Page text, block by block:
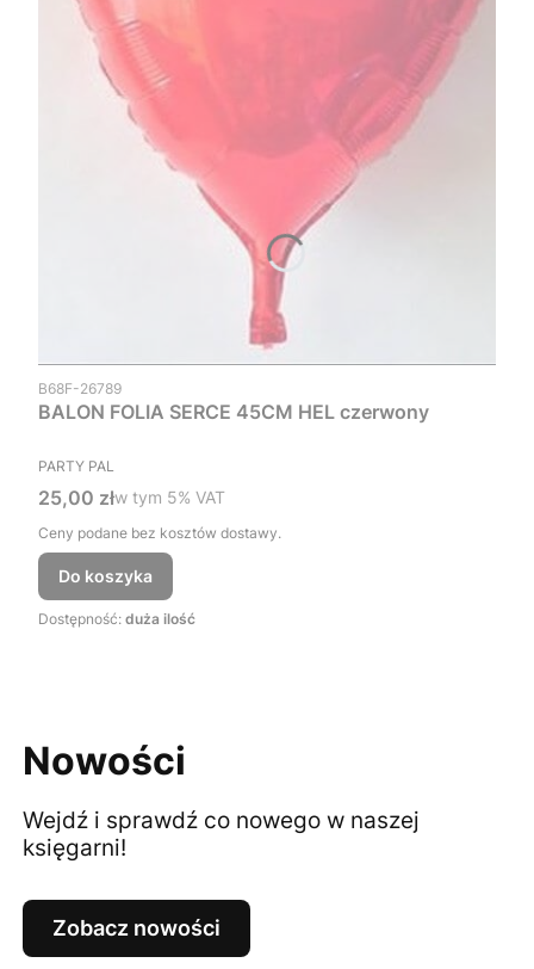
Kod produktu
B68F-26789
BALON FOLIA SERCE 45CM HEL czerwony
PRODUCENT
PARTY PAL
Cena brutto
25,00 złw tym %s VAT
w tym 5% VAT
Ceny podane bez kosztów dostawy.
Do koszyka
Dostępność: duża ilość
Nowości
Wejdź i sprawdź co nowego w naszej
księgarni!
Zobacz nowości